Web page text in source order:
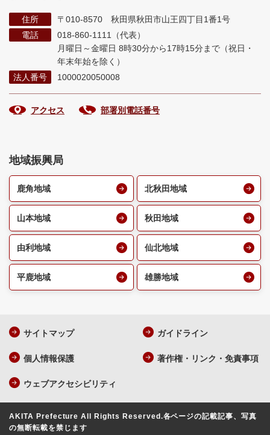
住所
〒010-8570 秋田県秋田市山王四丁目1番1号
電話
018-860-1111（代表）
月曜日～金曜日 8時30分から17時15分まで （祝日・
年末年始を除く）
法人番号
1000020050008
アクセス 部署別電話番号
地域振興局
鹿角地域 北秋田地域
山本地域 秋田地域
由利地域 仙北地域
平鹿地域 雄勝地域
サイトマップ ガイドライン
個人情報保護 著作権・リンク・免責事項
ウェブアクセシビリティ
AKITA Prefecture All Rights Reserved.各ページの記載記事、写真
の無断転載を禁じます